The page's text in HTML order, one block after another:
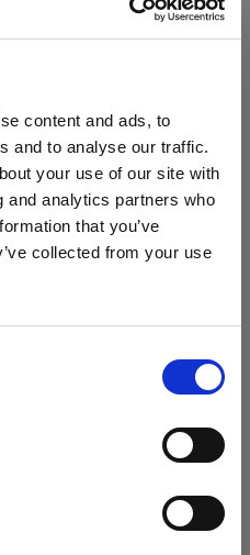
content and ads, to
and to analyse our traffic.
your use of our site with
and analytics partners who
that you’ve
collected from your use
ますか？
トーンになるまで、ホワ
カラーフィルター を取り
角度から照射します。こ
光が差し込んでいるよう
どで遮って、シャドーを